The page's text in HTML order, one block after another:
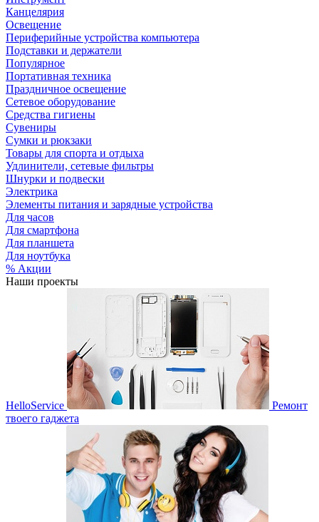
Канцелярия
Освещение
Периферийные устройства компьютера
Подставки и держатели
Популярное
Портативная техника
Праздничное освещение
Сетевое оборудование
Средства гигиены
Сувениры
Сумки и рюкзаки
Товары для спорта и отдыха
Удлинители, сетевые фильтры
Шнурки и подвески
Электрика
Элементы питания и зарядные устройства
Для часов
Для смартфона
Для планшета
Для ноутбука
% Акции
Наши проекты
HelloService
Ремонт
твоего гаджета